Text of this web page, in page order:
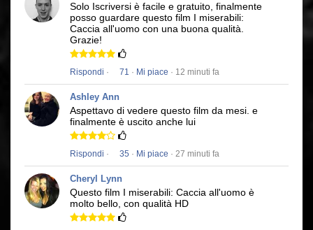
Solo Iscriversi è facile e gratuito, finalmente
posso guardare questo film I miserabili:
Caccia all'uomo con una buona qualità.
Grazie!
Rispondi · 71 · Mi piace · 12 minuti fa
Ashley Ann
Aspettavo di vedere questo film da mesi. e
finalmente è uscito anche lui
Rispondi · 35 · Mi piace · 27 minuti fa
Cheryl Lynn
Questo film I miserabili: Caccia all'uomo è
molto bello, con qualità HD